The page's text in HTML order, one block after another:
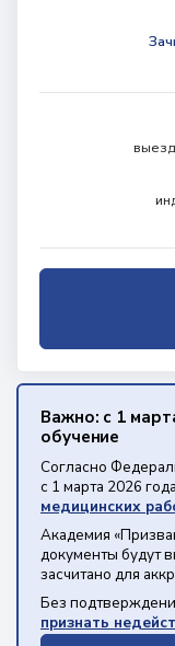
Важно: с 1
обучение
Согласно
с 1 марта 2026 года
медицинских
Академия
документы будут
засчитано для
Без
признать